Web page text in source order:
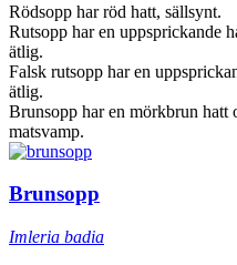
Rödsopp har röd hatt, sällsynt.
Rutsopp har en uppsprickande
ätlig.
Falsk rutsopp har en
ätlig.
Brunsopp har en mörkbrun hatt
matsvamp.
Brunsopp
Imleria badia